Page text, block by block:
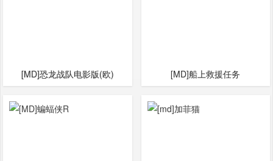
[MD]恐龙战队电影版(欧) [MD]船上救援任务